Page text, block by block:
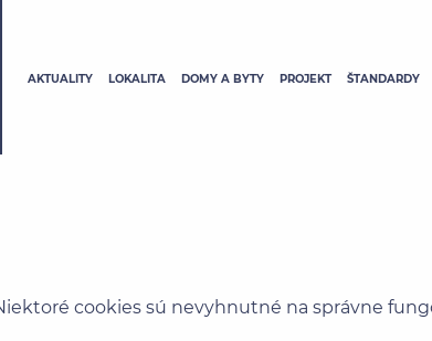
AKTUALITY LOKALITA DOMY A BYTY PROJEKT ŠTANDARDY
cookies sú nevyhnutné na správne